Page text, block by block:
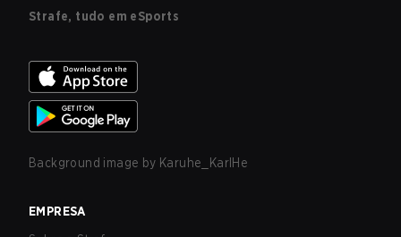
Strafe, tudo em eSports
Background image by Karuhe_KarlHe
EMPRESA